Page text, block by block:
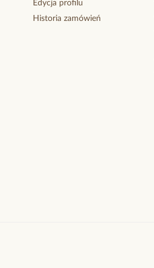
Edycja profilu
Historia zamówień